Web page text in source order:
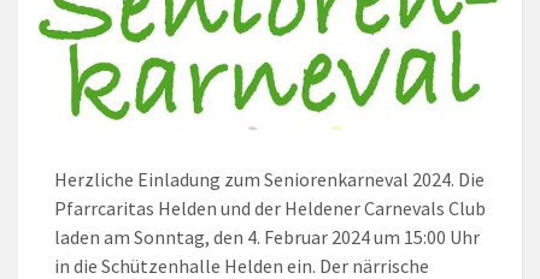
Herzliche Einladung zum Seniorenkarneval 2024. Die
Pfarrcaritas Helden und der Heldener Carnevals Club
laden am Sonntag, den 4. Februar 2024 um 15:00 Uhr
in die Schützenhalle Helden ein. Der närrische